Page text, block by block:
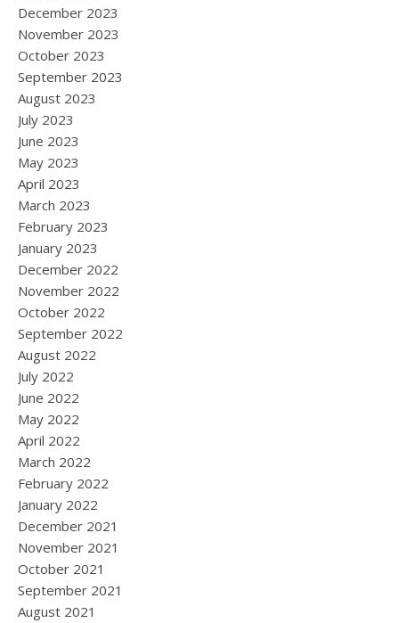
December 2023
November 2023
October 2023
September 2023
August 2023
July 2023
June 2023
May 2023
April 2023
March 2023
February 2023
January 2023
December 2022
November 2022
October 2022
September 2022
August 2022
July 2022
June 2022
May 2022
April 2022
March 2022
February 2022
January 2022
December 2021
November 2021
October 2021
September 2021
August 2021